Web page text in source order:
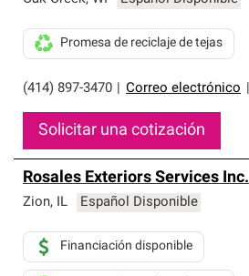
(414) 897-3470 Correo electrónico
Promesa de reciclaje de tejas
Solicitar una cotización
Rosales Exteriors Services Inc.
Zion, IL Español Disponible
Financiación disponible